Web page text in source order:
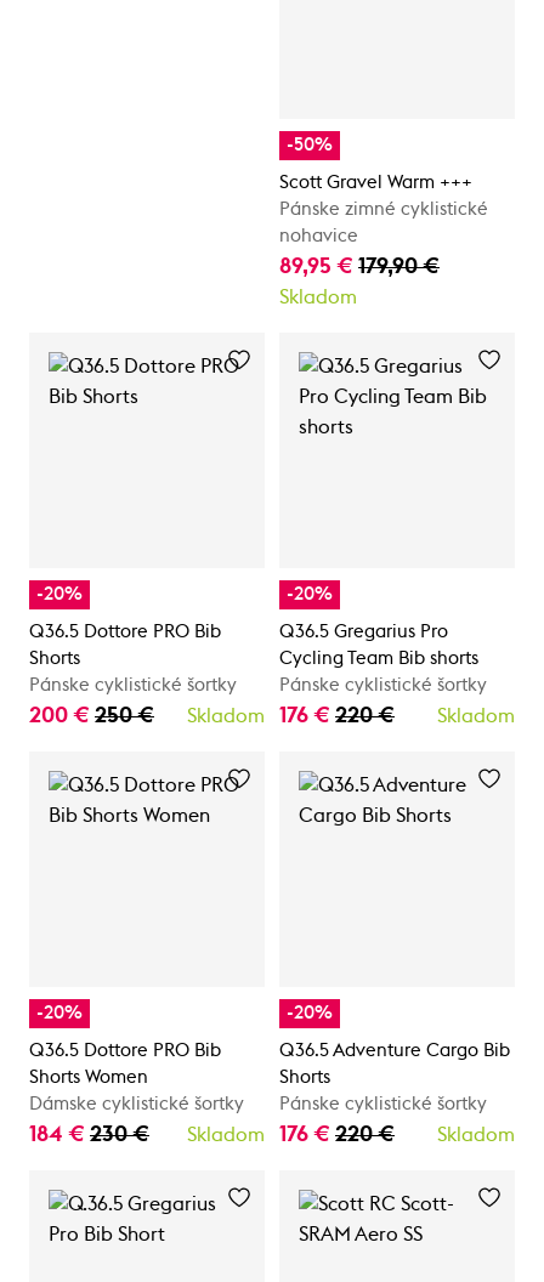
-50%
Scott Gravel Warm +++
Pánske zimné cyklistické
nohavice
89,95 € 179,90 €
Skladom
-20%
Q36.5 Dottore PRO Bib
Shorts
Pánske cyklistické šortky
200 € 250 € Skladom
-20%
Q36.5 Gregarius Pro
Cycling Team Bib shorts
Pánske cyklistické šortky
176 € 220 € Skladom
-20%
Q36.5 Dottore PRO Bib
Shorts Women
Dámske cyklistické šortky
184 € 230 € Skladom
-20%
Q36.5 Adventure Cargo Bib
Shorts
Pánske cyklistické šortky
176 € 220 € Skladom